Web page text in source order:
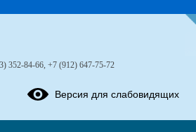
352-84-66, +7 (912) 647-75-72
Версия для слабовидящих